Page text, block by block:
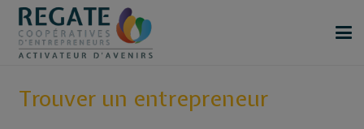
Trouver un entrepreneur